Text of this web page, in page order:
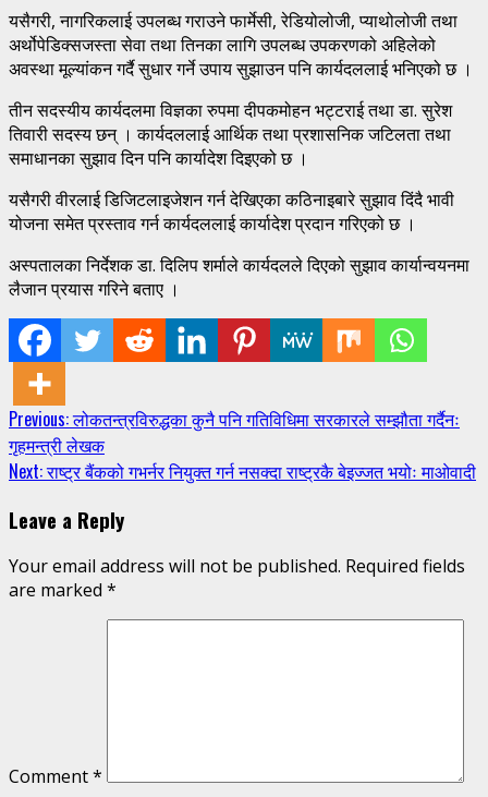
यसैगरी, नागरिकलाई उपलब्ध गराउने फार्मेसी, रेडियोलोजी, प्याथोलोजी तथा
अर्थोपेडिक्सजस्ता सेवा तथा तिनका लागि उपलब्ध उपकरणको अहिलेको
अवस्था मूल्यांकन गर्दै सुधार गर्ने उपाय सुझाउन पनि कार्यदललाई भनिएको छ ।
तीन सदस्यीय कार्यदलमा विज्ञका रुपमा दीपकमोहन भट्टराई तथा डा. सुरेश
तिवारी सदस्य छन् । कार्यदललाई आर्थिक तथा प्रशासनिक जटिलता तथा
समाधानका सुझाव दिन पनि कार्यादेश दिइएको छ ।
यसैगरी वीरलाई डिजिटलाइजेशन गर्न देखिएका कठिनाइबारे सुझाव दिंदै भावी
योजना समेत प्रस्ताव गर्न कार्यदललाई कार्यादेश प्रदान गरिएको छ ।
अस्पतालका निर्देशक डा. दिलिप शर्माले कार्यदलले दिएको सुझाव कार्यान्वयनमा
लैजान प्रयास गरिने बताए ।
Continue
Reading
Previous:लोकतन्त्रविरुद्धका कुनै पनि गतिविधिमा सरकारले सम्झौता गर्दैनः
गृहमन्त्री लेखक
Next:राष्ट्र बैंकको गभर्नर नियुक्त गर्न नसक्दा राष्ट्रकै बेइज्जत भयोः माओवादी
Leave a Reply
Your email address will not be published. Required fields
are marked *
Comment*